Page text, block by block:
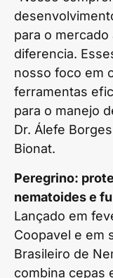
para o
diferencia.
nosso foco em
ferramentas
para o manejo
Dr. Álefe
Bionat.
Peregrino:
nematoides e
Lançado em
Coopavel e em
Brasileiro de
combina cepas